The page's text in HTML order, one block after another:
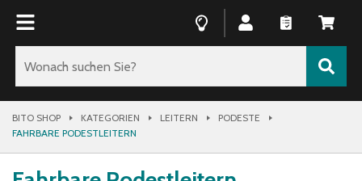
BITO SHOP KATEGORIEN LEITERN
PODESTE
FAHRBARE PODESTLEITERN